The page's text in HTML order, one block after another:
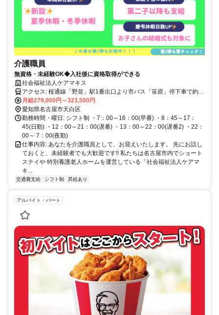
介護職員
無資格・未経験OK◆入社後に資格取得ができる
社会福祉法人ケアマキス
アクセス: 桜通線「野並」駅1番出口より市バス「笹原」停下車で約5
分ほど マイカー通勤・バイク通勤OK・無料駐車場あり（要事前相
談） 天白区だけでなく緑区、瑞穂区、南区、北区、昭和区、豊明
市、日進市 などから出勤されている方もいます♪
月給279,000円～323,500円
愛知県名古屋市天白区
勤務時間・曜日: シフト制 ・7：00～16：00(早番) ・8：45～17：
45(日勤) ・12：00～21：00(遅番) ・13：00～22：00(遅番2) ・22：
00～ 7：00(夜勤)
仕事内容: あなたを介護職員として、お迎えいたします。 先にお話し
ておくと、未経験者でも大歓迎です!! 私たちは名古屋市内でショート
ステイや 特別養護老人ホームを運営している「社会福祉法人ケアマ
キ...
交通費支給 シフト制 昇給あり
アルバイト・パート